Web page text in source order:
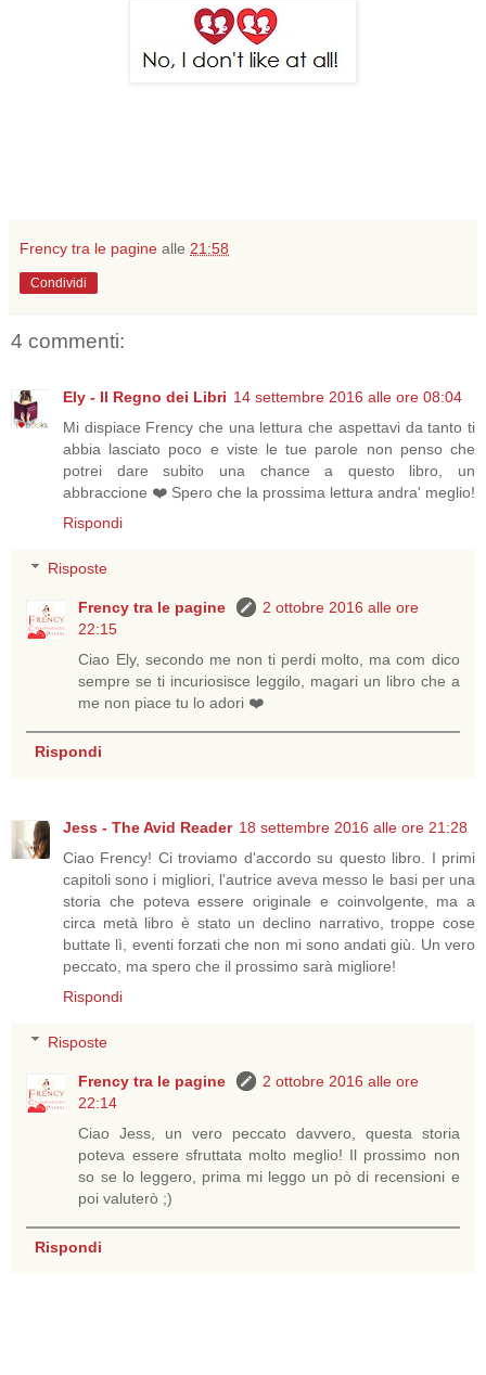
Frency tra le pagine alle 21:58
Condividi
4 commenti:
Ely - Il Regno dei Libri 14 settembre 2016 alle ore 08:04
Mi dispiace Frency che una lettura che aspettavi da tanto ti
abbia lasciato poco e viste le tue parole non penso che
potrei dare subito una chance a questo libro, un
abbraccione ❤️ Spero che la prossima lettura andra' meglio!
Rispondi
Risposte
Frency tra le pagine
2 ottobre 2016 alle ore
22:15
Ciao Ely, secondo me non ti perdi molto, ma com dico
sempre se ti incuriosisce leggilo, magari un libro che a
me non piace tu lo adori ❤️
Rispondi
Jess - The Avid Reader 18 settembre 2016 alle ore 21:28
Ciao Frency! Ci troviamo d'accordo su questo libro. I primi
capitoli sono i migliori, l'autrice aveva messo le basi per una
storia che poteva essere originale e coinvolgente, ma a
circa metà libro è stato un declino narrativo, troppe cose
buttate lì, eventi forzati che non mi sono andati giù. Un vero
peccato, ma spero che il prossimo sarà migliore!
Rispondi
Risposte
Frency tra le pagine
2 ottobre 2016 alle ore
22:14
Ciao Jess, un vero peccato davvero, questa storia
poteva essere sfruttata molto meglio! Il prossimo non
so se lo leggero, prima mi leggo un pò di recensioni e
poi valuterò ;)
Rispondi